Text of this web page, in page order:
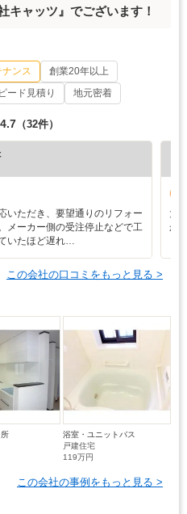
キャッツ』でございます！
ナンス
創業20年以上
ード見積り 地元密着
4.7 （32件）
いただき、要望通りのリフォー
メーカー側の受注停止などで工
いたほど遅れ…
大
か
この会社の口コミをもっと見る >
浴室・ユニットバス
戸建住宅
119万円
この会社の事例をもっと見る >